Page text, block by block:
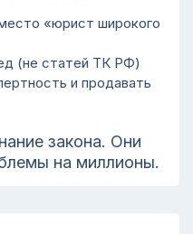
«юрист широкого
(не статей ТК РФ)
и продавать
закона. Они
на миллионы.